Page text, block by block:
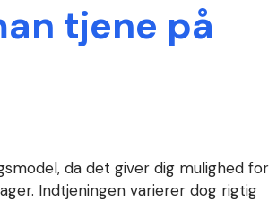
tjene på
da det giver dig mulighed for
Indtjeningen varierer dog rigtig